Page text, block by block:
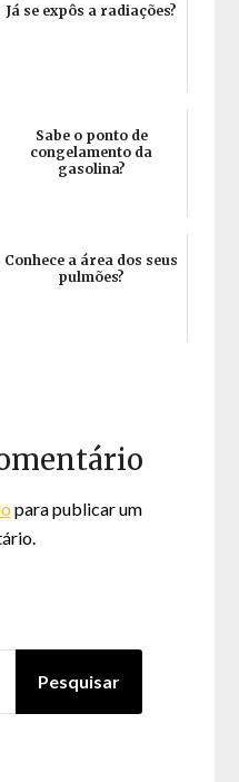
Já se expôs a radiações?
Sabe o ponto de
congelamento da
gasolina?
Conhece a área dos seus
pulmões?
para publicar um
Pesquisar